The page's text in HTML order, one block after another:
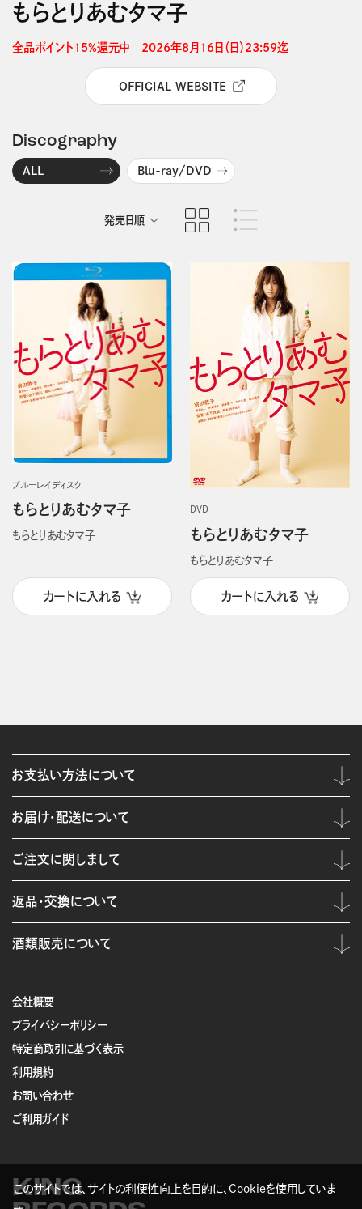
もらとりあむタマ子
全品ポイント15%還元中　2026年8月16日（日）23:59迄
OFFICIAL WEBSITE
Discography
ALL Blu-ray/DVD
発売日順
ブルーレイディスク
もらとりあむタマ子
もらとりあむタマ子
カートに入れる
DVD
もらとりあむタマ子
もらとりあむタマ子
カートに入れる
会社概要
プライバシーポリシー
特定商取引に基づく表示
利用規約
お問い合わせ
ご利用ガイド
KING
お支払い方法について
お届け・配送について
ご注文に関しまして
返品・交換について
酒類販売について
このサイトでは、サイトの利便性向上を目的に、Cookieを使用していま